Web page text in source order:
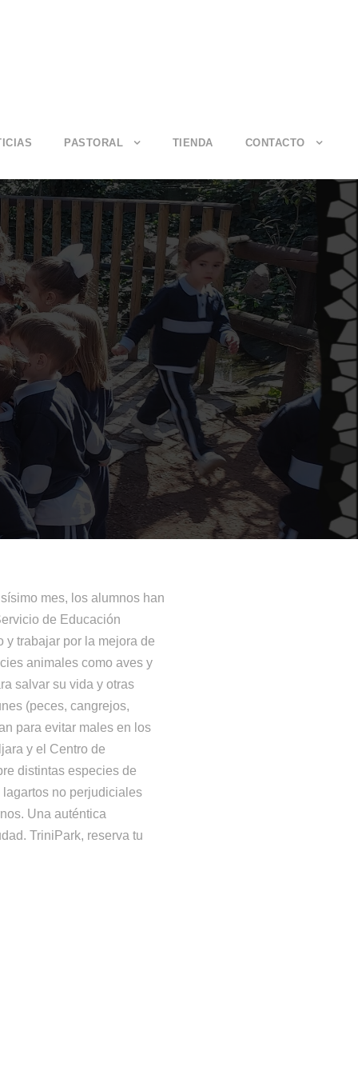
PASTORAL TIENDA CONTACTO
mes, los alumnos han
de Educación
y trabajar por la mejora de
animales como aves y
salvar su vida y otras
(peces, cangrejos,
para evitar males en los
y el Centro de
distintas especies de
no perjudiciales
Una auténtica
TriniPark, reserva tu